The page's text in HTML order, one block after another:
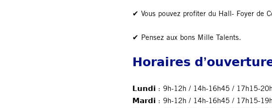
✔︎ Vous pouvez profiter du Hall- Foyer de
✔︎ Pensez aux bons Mille Talents.
𝗛𝗼𝗿𝗮𝗶𝗿𝗲𝘀
𝗟𝘂𝗻𝗱𝗶 : 9h-12h / 14h-16h45 / 17h15-20h
𝗠𝗮𝗿𝗱𝗶 : 9h-12h / 14h-16h45 / 17h15-19h